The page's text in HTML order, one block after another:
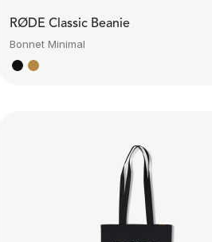
RØDE Classic Beanie
Bonnet Minimal